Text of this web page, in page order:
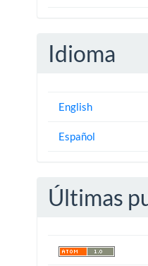
Idioma
English
Español
Últimas